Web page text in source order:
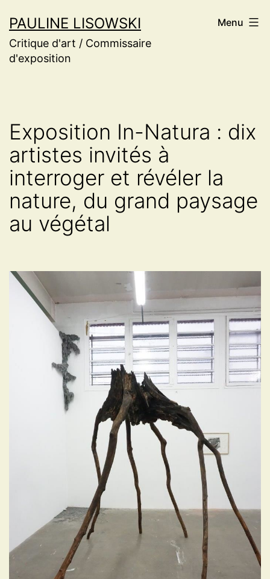
au
contenu
PAULINE LISOWSKI
Critique d'art / Commissaire
d'exposition
Menu
Exposition In-Natura : dix
artistes invités à
interroger et révéler la
nature, du grand paysage
au végétal